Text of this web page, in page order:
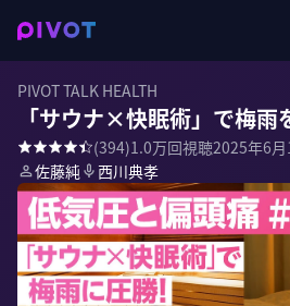
PIVOT TALK HEALTH
「サウナ×快眠術」で梅雨
(394)1.0万回視聴2025年6月
佐藤純
西川典孝